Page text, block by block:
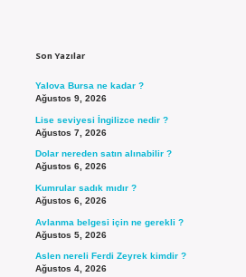
Son Yazılar
Yalova Bursa ne kadar ?
Ağustos 9, 2026
Lise seviyesi İngilizce nedir ?
Ağustos 7, 2026
Dolar nereden satın alınabilir ?
Ağustos 6, 2026
Kumrular sadık mıdır ?
Ağustos 6, 2026
Avlanma belgesi için ne gerekli ?
Ağustos 5, 2026
Aslen nereli Ferdi Zeyrek kimdir ?
Ağustos 4, 2026